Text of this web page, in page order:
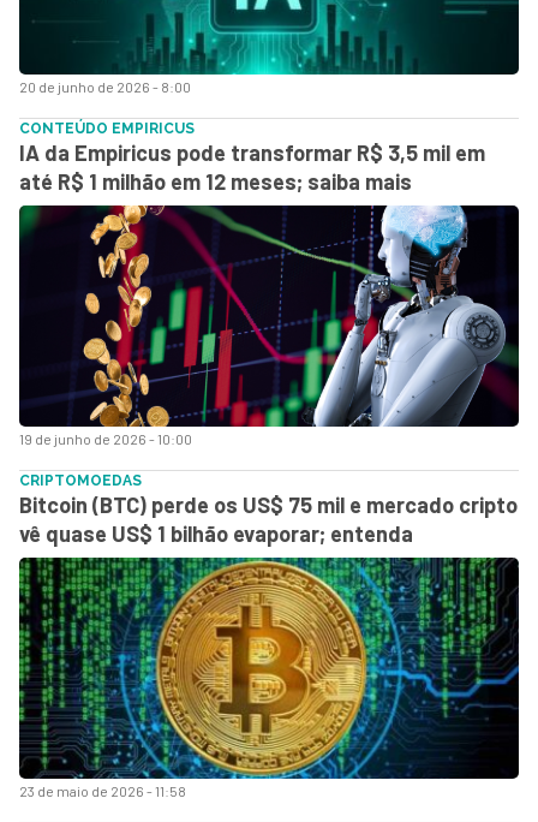
20 de junho de 2026 - 8:00
19 de junho de 2026 - 10:00
CONTEÚDO EMPIRICUS
IA da Empiricus pode transformar R$ 3,5 mil em
até R$ 1 milhão em 12 meses; saiba mais
23 de maio de 2026 - 11:58
CRIPTOMOEDAS
Bitcoin (BTC) perde os US$ 75 mil e mercado cripto
vê quase US$ 1 bilhão evaporar; entenda